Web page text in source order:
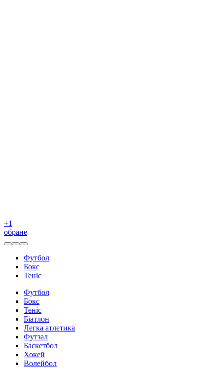
+1
обране
Футбол
Бокс
Теніс
Футбол
Бокс
Теніс
Біатлон
Легка атлетика
Футзал
Баскетбол
Хокей
Волейбол